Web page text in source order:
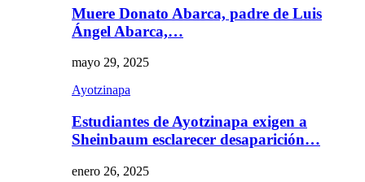
Muere Donato Abarca, padre de Luis
Ángel Abarca,…
mayo 29, 2025
Ayotzinapa
Estudiantes de Ayotzinapa exigen a
Sheinbaum esclarecer desaparición…
enero 26, 2025